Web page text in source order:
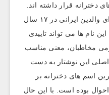
اسم های دخترانه قرار داشته اند.
این فهرست ماحصل انتخاب و رای والدین ایرانی در ۱۷ سال
نام ها می تواند تاییدی
مخاطبان، معنی مناسب
این نوشتار به دست
اسم های دخترانه بر
بوده است. با این حال